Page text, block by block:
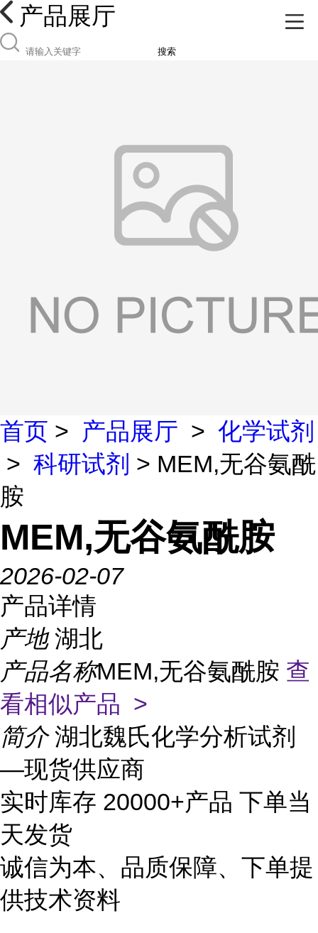
产品展厅
搜索
首页 > 产品展厅 > 化学试剂
> 科研试剂 > MEM,无谷氨酰
胺
MEM,无谷氨酰胺
2026-02-07
产品详情
产地 湖北
产品名称MEM,无谷氨酰胺 查
看相似产品 >
简介 湖北魏氏化学分析试剂
—现货供应商
实时库存 20000+产品 下单当
天发货
诚信为本、品质保障、下单提
供技术资料